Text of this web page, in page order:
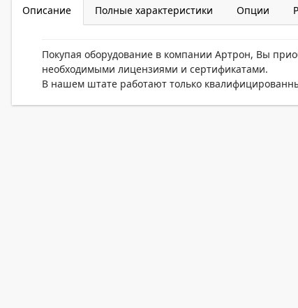
Описание Полные характеристики Опции
Покупая оборудование в компании Артрон, Вы
необходимыми лицензиями и сертификатами.
В нашем штате работают только